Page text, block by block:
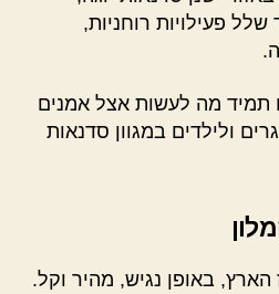
שלל פעילויות רוחניות,
תמיד מה לעשות אצל אמנים
ולילדים במגוון סדנאות
הארץ, באופן נגיש, מהיר וקל.